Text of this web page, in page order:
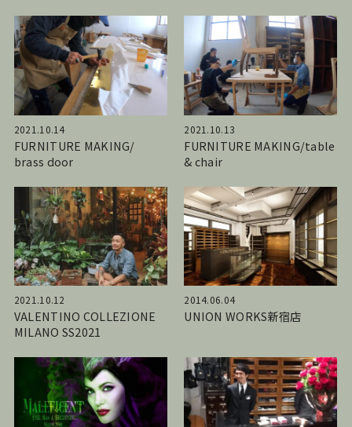
2021.10.14
FURNITURE MAKING/
brass door
2021.10.13
FURNITURE MAKING/table
& chair
2021.10.12
VALENTINO COLLEZIONE
MILANO SS2021
2014.06.04
UNION WORKS新宿店